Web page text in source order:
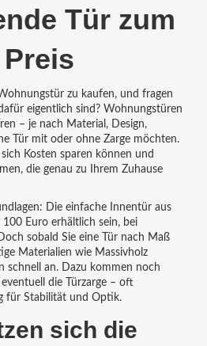
Tür zum
zu kaufen, und fragen
eigentlich sind? Wohnungstüren
– je nach Material, Design,
Tür mit oder ohne Zarge möchten.
Kosten sparen können und
die genau zu Ihrem Zuhause
Die einfache Innentür aus
Euro erhältlich sein, bei
sobald Sie eine Tür nach Maß
Materialien wie Massivholz
schnell an. Dazu kommen noch
die Türzarge – oft
für Stabilität und Optik.
sich die